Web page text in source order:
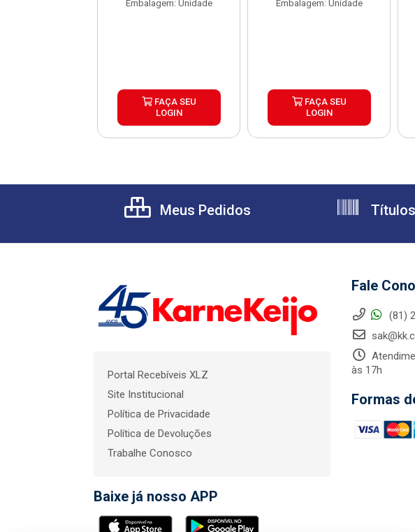
Embalagem: Unidade
FAÇA SEU
LOGIN
Embalagem: Unidade
FAÇA SEU
LOGIN
Meus Pedidos Títulos
Portal Recebíveis XLZ
Site Institucional
Política de Privacidade
Política de Devoluções
Trabalhe Conosco
Baixe já nosso APP
Fale
(81)
às 17h
Formas